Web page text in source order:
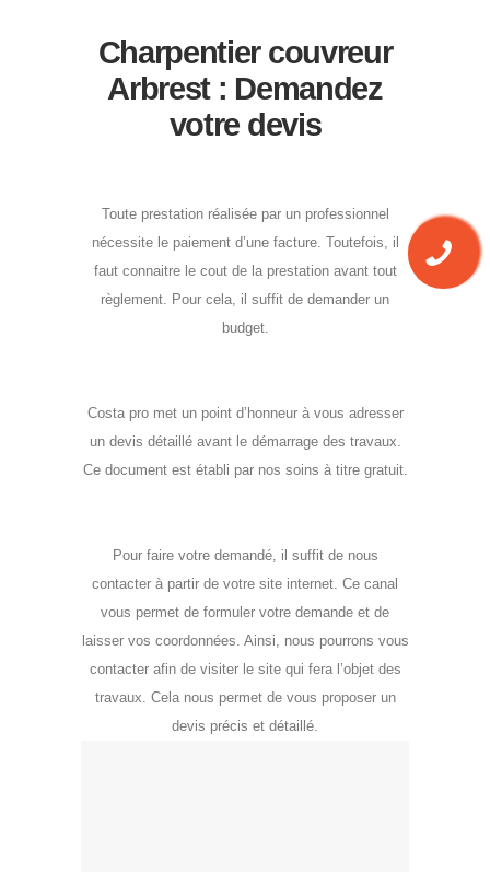
Charpentier couvreur
Arbrest : Demandez
votre devis
Toute prestation réalisée par un professionnel
nécessite le paiement d’une facture. Toutefois, il
faut connaitre le cout de la prestation avant tout
règlement. Pour cela, il suffit de demander un
budget.
Costa pro met un point d’honneur à vous adresser
un devis détaillé avant le démarrage des travaux.
Ce document est établi par nos soins à titre gratuit.
Pour faire votre demandé, il suffit de nous
contacter à partir de votre site internet. Ce canal
vous permet de formuler votre demande et de
laisser vos coordonnées. Ainsi, nous pourrons vous
contacter afin de visiter le site qui fera l’objet des
travaux. Cela nous permet de vous proposer un
devis précis et détaillé.